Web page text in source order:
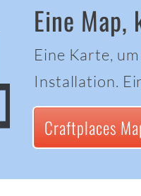
Eine Map,
Eine Karte,
Installation.
Craftplaces